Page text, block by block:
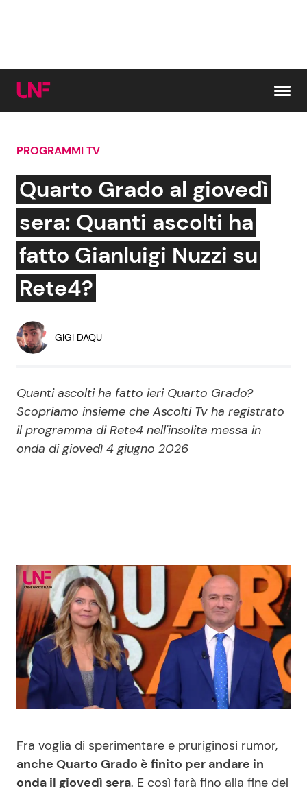
Cerca:
News e Cronaca
Attualità Italiana
Dal Mondo
Economia
Persone Scomparse
Politica
Gossip e TV
Bellezze VIP
Reality e Talent
Soap Opera
News Spettacolo
Benessere
Casa
Moda e Style
Mondo Mamma
Cucina e Ricette
Consigli di Cucina
Dolci
Le Ricette in TV
PROGRAMMI TV
Quarto Grado al giovedì
sera: Quanti ascolti ha
fatto Gianluigi Nuzzi su
Rete4?
GIGI DAQU
Quanti ascolti ha fatto ieri Quarto Grado?
Scopriamo insieme che Ascolti Tv ha registrato
il programma di Rete4 nell'insolita messa in
onda di giovedì 4 giugno 2026
Fra voglia di sperimentare e pruriginosi rumor,
anche Quarto Grado è finito per andare in
onda il giovedì sera. E così farà fino alla fine del